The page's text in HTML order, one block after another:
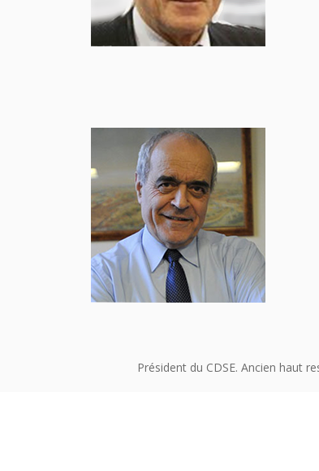
Président du CDSE. Ancien haut